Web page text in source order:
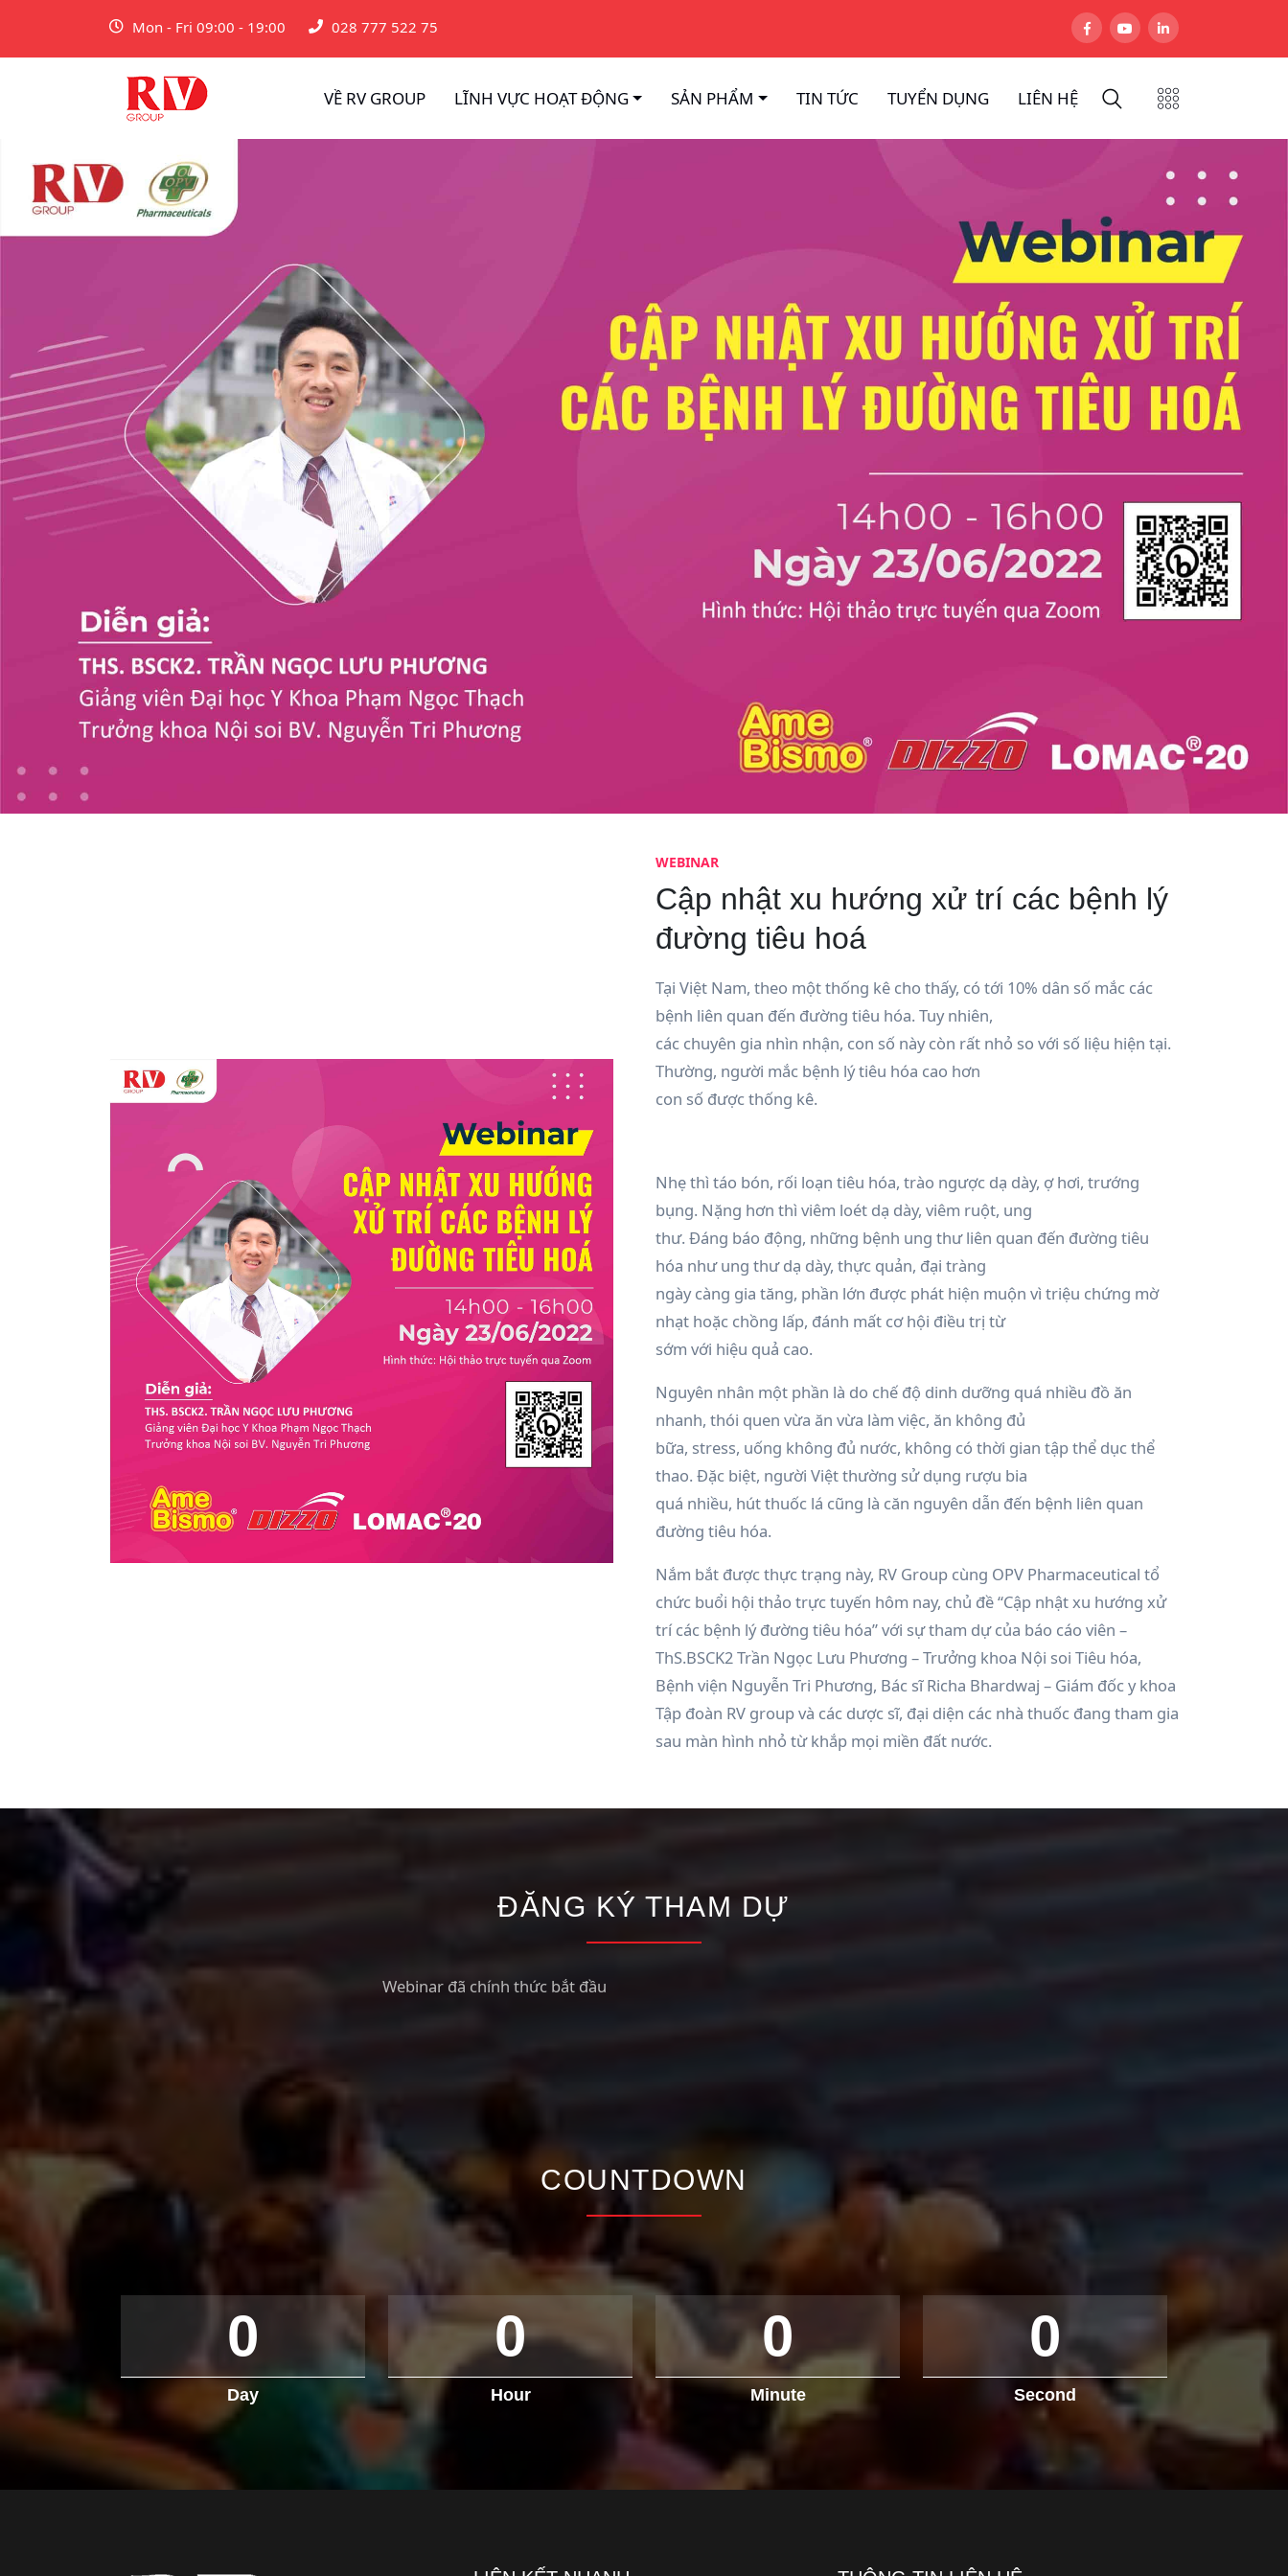
Mon - Fri 09:00 - 19:00 028 777 522 75
VỀ RV GROUP LĨNH VỰC HOẠT ĐỘNG SẢN PHẨM TIN TỨC TUYỂN DỤNG LIÊN HỆ
WEBINAR
Cập nhật xu hướng xử trí các bệnh lý
đường tiêu hoá
Tại Việt Nam, theo một thống kê cho thấy, có tới 10% dân số mắc các
bệnh liên quan đến đường tiêu hóa. Tuy nhiên,
các chuyên gia nhìn nhận, con số này còn rất nhỏ so với số liệu hiện tại.
Thường, người mắc bệnh lý tiêu hóa cao hơn
con số được thống kê.
Nhẹ thì táo bón, rối loạn tiêu hóa, trào ngược dạ dày, ợ hơi, trướng
bụng. Nặng hơn thì viêm loét dạ dày, viêm ruột, ung
thư. Đáng báo động, những bệnh ung thư liên quan đến đường tiêu
hóa như ung thư dạ dày, thực quản, đại tràng
ngày càng gia tăng, phần lớn được phát hiện muộn vì triệu chứng mờ
nhạt hoặc chồng lấp, đánh mất cơ hội điều trị từ
sớm với hiệu quả cao.
Nguyên nhân một phần là do chế độ dinh dưỡng quá nhiều đồ ăn
nhanh, thói quen vừa ăn vừa làm việc, ăn không đủ
bữa, stress, uống không đủ nước, không có thời gian tập thể dục thể
thao. Đặc biệt, người Việt thường sử dụng rượu bia
quá nhiều, hút thuốc lá cũng là căn nguyên dẫn đến bệnh liên quan
đường tiêu hóa.
Nắm bắt được thực trạng này, RV Group cùng OPV Pharmaceutical tổ
chức buổi hội thảo trực tuyến hôm nay, chủ đề “Cập nhật xu hướng xử
trí các bệnh lý đường tiêu hóa” với sự tham dự của báo cáo viên –
ThS.BSCK2 Trần Ngọc Lưu Phương – Trưởng khoa Nội soi Tiêu hóa,
Bệnh viện Nguyễn Tri Phương, Bác sĩ Richa Bhardwaj – Giám đốc y khoa
Tập đoàn RV group và các dược sĩ, đại diện các nhà thuốc đang tham gia
sau màn hình nhỏ từ khắp mọi miền đất nước.
ĐĂNG KÝ THAM DỰ
Webinar đã chính thức bắt đầu
COUNTDOWN
0
Day
0
Hour
0
Minute
0
Second